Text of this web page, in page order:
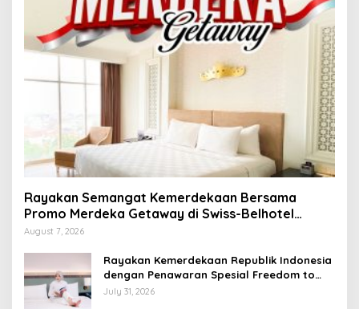
Rayakan Semangat Kemerdekaan Bersama
Promo Merdeka Getaway di Swiss-Belhotel
Lampung
August 7, 2026
Rayakan Kemerdekaan Republik Indonesia
dengan Penawaran Spesial Freedom to
Relax di Holiday Inn Lampung Bukit Randu
July 31, 2026